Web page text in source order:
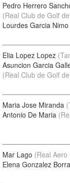
Pedro Herrero
(Real Club de Golf
Lourdes Garcia Nimo
Elia Lopez Lopez
Asuncion Garcia
(Real Club de Golf
Maria Jose Miranda
Antonio De Maria
Mar Lago (Real
Elena Gonzalez